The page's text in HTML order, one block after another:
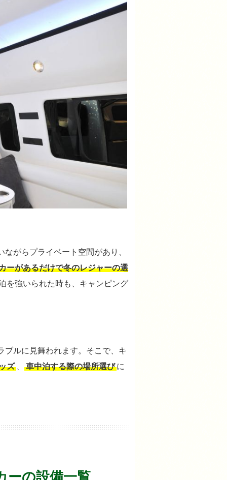
がらプライベート空間があり、
ーがあるだけで冬のレジャーの選
を強いられた時も、キャンピング
ブルに見舞われます。そこで、キ
ズ
車中泊する際の場所選び に
ーの設備一覧